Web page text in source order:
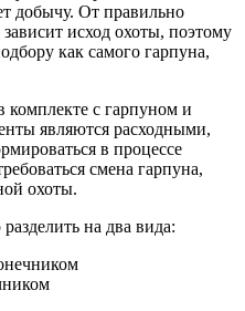
добычу. От правильно
исход охоты, поэтому
как самого гарпуна,
комплекте с гарпуном и
являются расходными,
в процессе
смена гарпуна,
охоты.
на два вида: